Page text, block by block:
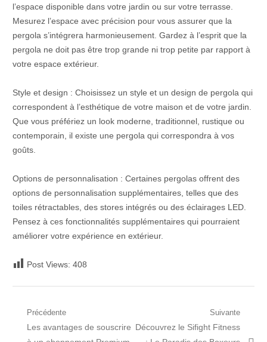
l’espace disponible dans votre jardin ou sur votre terrasse.
Mesurez l’espace avec précision pour vous assurer que la
pergola s’intégrera harmonieusement. Gardez à l’esprit que la
pergola ne doit pas être trop grande ni trop petite par rapport à
votre espace extérieur.
Style et design : Choisissez un style et un design de pergola qui
correspondent à l’esthétique de votre maison et de votre jardin.
Que vous préfériez un look moderne, traditionnel, rustique ou
contemporain, il existe une pergola qui correspondra à vos
goûts.
Options de personnalisation : Certaines pergolas offrent des
options de personnalisation supplémentaires, telles que des
toiles rétractables, des stores intégrés ou des éclairages LED.
Pensez à ces fonctionnalités supplémentaires qui pourraient
améliorer votre expérience en extérieur.
Post Views: 408
Navigation
Précédente
Post
Les avantages de souscrire
Suivante
Prochain
Découvrez le Sifight Fitness